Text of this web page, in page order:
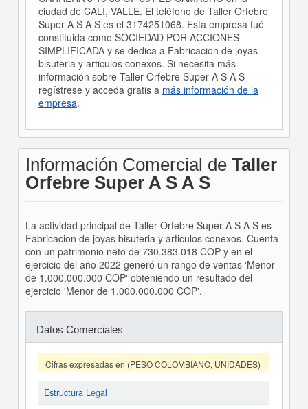
ciudad de CALI, VALLE. El teléfono de Taller Orfebre
Super A S A S es el 3174251068. Esta empresa fué
constituida como SOCIEDAD POR ACCIONES
SIMPLIFICADA y se dedica a Fabricacion de joyas
bisuteria y articulos conexos. Si necesita más
información sobre Taller Orfebre Super A S A S
regístrese y acceda gratis a más información de la
empresa.
Información Comercial de Taller
Orfebre Super A S A S
La actividad principal de Taller Orfebre Super A S A S es
Fabricacion de joyas bisuteria y articulos conexos. Cuenta
con un patrimonio neto de 730.383.018 COP y en el
ejercicio del año 2022 generó un rango de ventas 'Menor
de 1.000.000.000 COP' obteniendo un resultado del
ejercicio 'Menor de 1.000.000.000 COP'.
Datos Comerciales
Cifras expresadas en (PESO COLOMBIANO, UNIDADES)
Estructura Legal